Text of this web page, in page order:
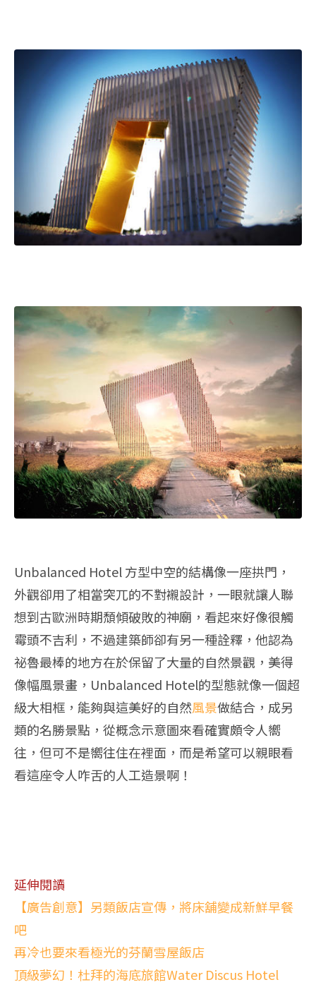
Unbalanced Hotel 方型中空的結構像一座拱門，
外觀卻用了相當突兀的不對襯設計，一眼就讓人聯
想到古歐洲時期頹傾破敗的神廟，看起來好像很觸
霉頭不吉利，不過建築師卻有另一種詮釋，他認為
祕魯最棒的地方在於保留了大量的自然景觀，美得
像幅風景畫，Unbalanced Hotel的型態就像一個超
級大相框，能夠與這美好的自然風景做結合，成另
類的名勝景點，從概念示意圖來看確實頗令人嚮
往，但可不是嚮往住在裡面，而是希望可以親眼看
看這座令人咋舌的人工造景啊！
延伸閱讀
【廣告創意】另類飯店宣傳，將床舖變成新鮮早餐
吧
再冷也要來看極光的芬蘭雪屋飯店
頂級夢幻！杜拜的海底旅館Water Discus Hotel